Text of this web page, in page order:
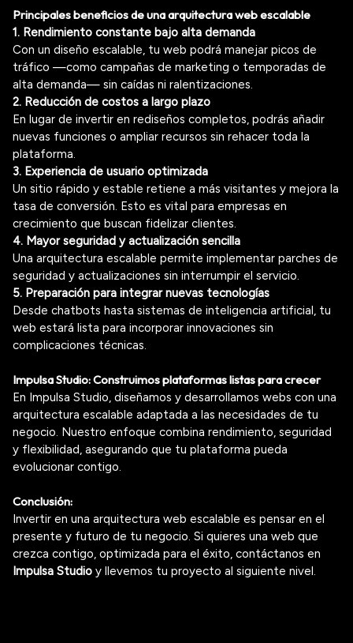
Principales beneficios de una arquitectura web escalable
1. Rendimiento constante bajo alta demanda
Con un diseño escalable, tu web podrá manejar picos de
tráfico —como campañas de marketing o temporadas de
alta demanda— sin caídas ni ralentizaciones.
2. Reducción de costos a largo plazo
En lugar de invertir en rediseños completos, podrás añadir
nuevas funciones o ampliar recursos sin rehacer toda la
plataforma.
3. Experiencia de usuario optimizada
Un sitio rápido y estable retiene a más visitantes y mejora la
tasa de conversión. Esto es vital para empresas en
crecimiento que buscan fidelizar clientes.
4. Mayor seguridad y actualización sencilla
Una arquitectura escalable permite implementar parches de
seguridad y actualizaciones sin interrumpir el servicio.
5. Preparación para integrar nuevas tecnologías
Desde chatbots hasta sistemas de inteligencia artificial, tu
web estará lista para incorporar innovaciones sin
complicaciones técnicas.
Impulsa Studio: Construimos plataformas listas para crecer
En Impulsa Studio , diseñamos y desarrollamos webs con una
arquitectura escalable adaptada a las necesidades de tu
negocio. Nuestro enfoque combina rendimiento, seguridad
y flexibilidad, asegurando que tu plataforma pueda
evolucionar contigo.
Conclusión:
Invertir en una arquitectura web escalable es pensar en el
presente y futuro de tu negocio. Si quieres una web que
crezca contigo, optimizada para el éxito, contáctanos en
Impulsa Studio y llevemos tu proyecto al siguiente nivel.